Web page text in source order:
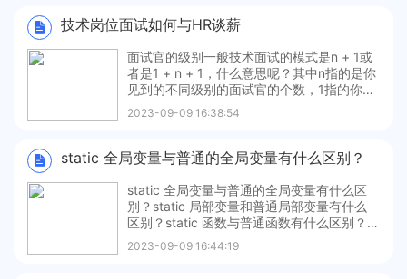
可以继续参与竞争的过程。如果你想要得到
下一次跟雇主谈
技术岗位面试如何与HR谈薪
面试官的级别一般技术面试的模式是n + 1或
者是1 + n + 1，什么意思呢？其中n指的是你
见到的不同级别的面试官的个数，1指的你见
到的hr。两种模式模式一：一般技术面试有
两种情形，你进入公司以后，会让你填写一
试题，接着HR会先找你简单地聊几句了解一
下你的情况
2023-09-09 16:38:54
static 全局变量与普通的全局变量有什么区别？
static 全局变量与普通的全局变量有什么区
别？static 局部变量和普通局部变量有什么
区别？static 函数与普通函数有什么区别？
全局变量(外部变量)的说明之前再冠以 static
就构成了静态的全局变量。全局变量本身就
2023-09-09 16:44:19